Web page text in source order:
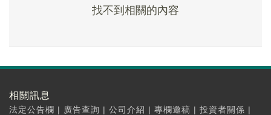
找不到相關的內容
相關訊息
法定公告欄 | 廣告查詢 | 公司介紹 | 專欄邀稿 | 投資者關係 |